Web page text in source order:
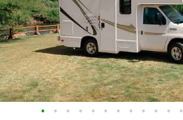
• • • • • • • • • • • •